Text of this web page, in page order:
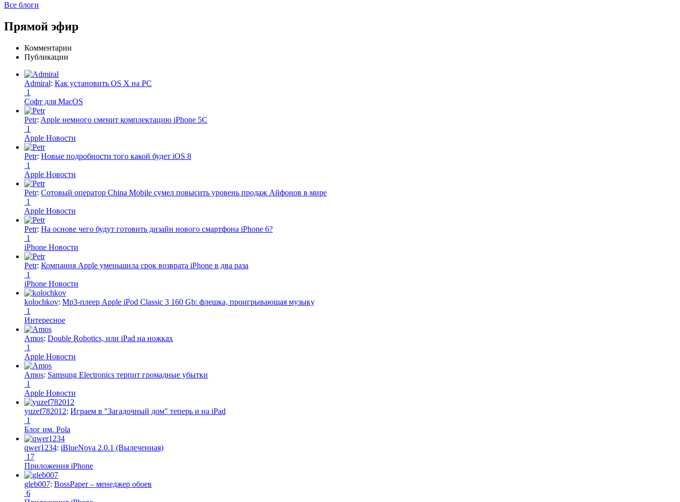
Все блоги
Прямой эфир
Комментарии
Публикации
Admiral: Как установить OS X на PC
1
Софт для MacOS
Petr: Apple немного сменит комплектацию iPhone 5C
1
Apple Новости
Petr: Новые подробности того какой будет iOS 8
1
Apple Новости
Petr: Сотовый оператор China Mobile сумел повысить уровень продаж Айфонов в мире
1
Apple Новости
Petr: На основе чего будут готовить дизайн нового смартфона iPhone 6?
1
iPhone Новости
Petr: Компания Apple уменьшила срок возврата iPhone в два раза
1
iPhone Новости
kolochkov: Mp3-плеер Apple iPod Classic 3 160 Gb: флешка, проигрывающая музыку
1
Интересное
Amos: Double Robotics, или iPad на ножках
1
Apple Новости
Amos: Samsung Electronics терпит громадные убытки
1
Apple Новости
yuzef782012: Играем в "Загадочный дом" теперь и на iPad
1
Блог им. Pola
qwer1234: iBlueNova 2.0.1 (Вылеченная)
17
Приложения iPhone
gleb007: BossPaper – менеджер обоев
6